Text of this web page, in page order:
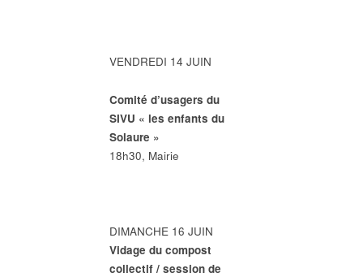
VENDREDI 14 JUIN
Comité d’usagers du
SIVU « les enfants du
Solaure »
18h30, Mairie
DIMANCHE 16 JUIN
Vidage du compost
collectif / session de